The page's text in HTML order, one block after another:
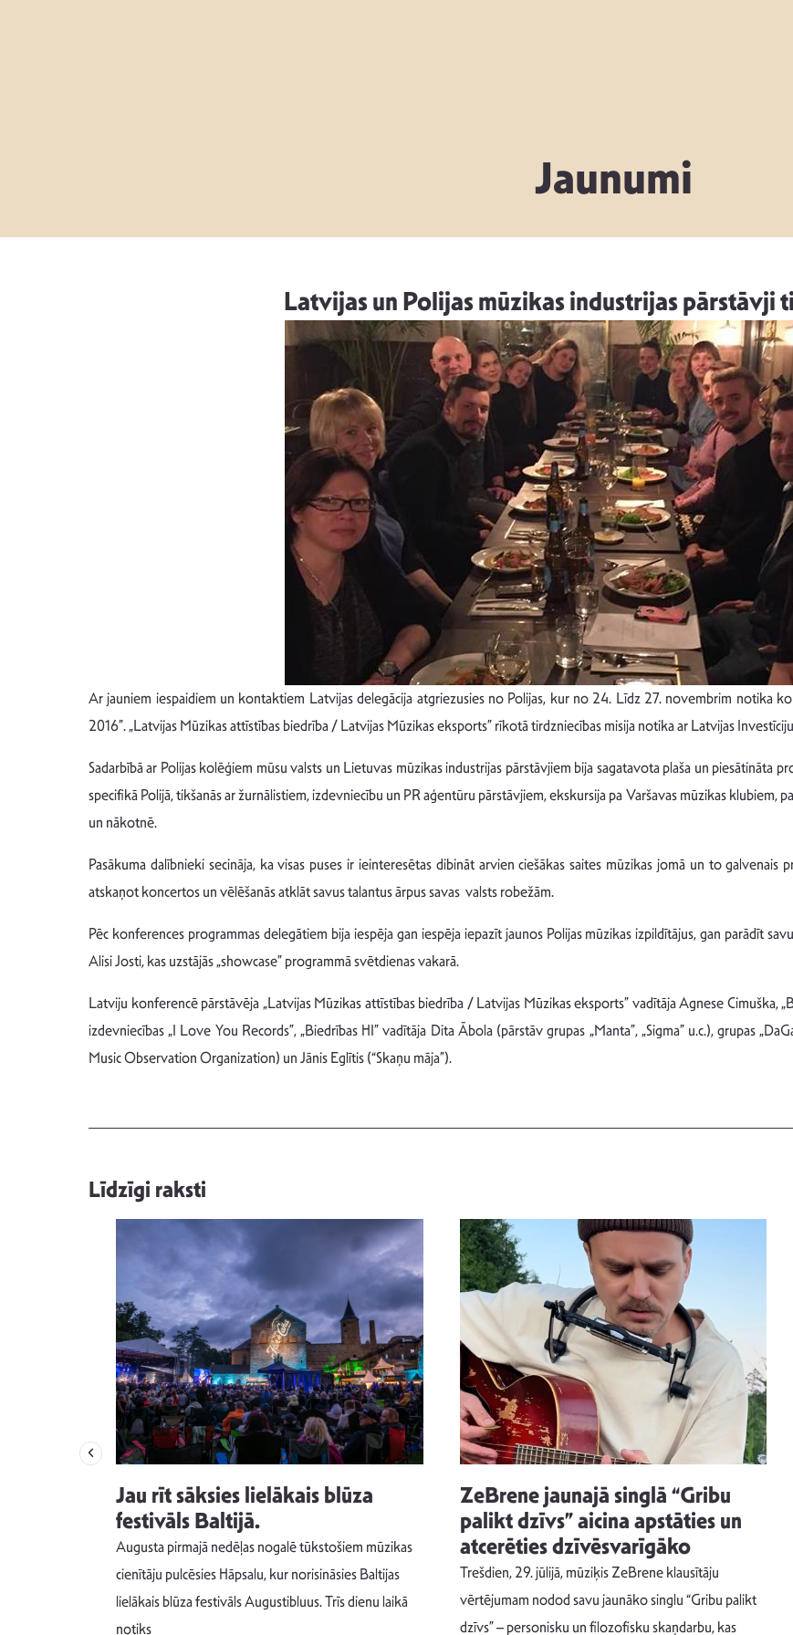
Jaunumi
Latvijas un Polijas mūzikas industrijas pārstāvji
Ar jauniem iespaidiem un kontaktiem Latvijas delegācija atgriezusies no Polijas, kur no 24. Līdz 27. novembrim notika
2016”. „Latvijas Mūzikas attīstības biedrība / Latvijas Mūzikas eksports” rīkotā tirdzniecības misija notika ar Latvijas
Sadarbībā ar Polijas kolēģiem mūsu valsts un Lietuvas mūzikas industrijas pārstāvjiem bija sagatavota plaša un piesātināta
specifikā Polijā, tikšanās ar žurnālistiem, izdevniecību un PR aģentūru pārstāvjiem, ekskursija pa Varšavas mūzikas klubiem,
un nākotnē.
Pasākuma dalībnieki secināja, ka visas puses ir ieinteresētas dibināt arvien ciešākas saites mūzikas jomā un to
atskaņot koncertos un vēlēšanās atklāt savus talantus ārpus savas valsts robežām.
Pēc konferences programmas delegātiem bija iespēja gan iespēja iepazīt jaunos Polijas mūzikas izpildītājus, gan parādīt
Alisi Josti, kas uzstājās „showcase” programmā svētdienas vakarā.
Latviju konferencē pārstāvēja „Latvijas Mūzikas attīstības biedrība / Latvijas Mūzikas eksports” vadītāja Agnese Cimuška,
izdevniecības „I Love You Records”, „Biedrības HI” vadītāja Dita Ābola (pārstāv grupas „Manta”, „Sigma” u.c.), grupas
Music Observation Organization) un Jānis Eglītis (“Skaņu māja”).
Līdzīgi raksti
Jau rīt sāksies lielākais blūza
festivāls Baltijā.
Augusta pirmajā nedēļas nogalē tūkstošiem mūzikas
cienītāju pulcēsies Hāpsalu, kur norisināsies Baltijas
lielākais blūza festivāls Augustibluus. Trīs dienu laikā
notiks
ZeBrene jaunajā singlā “Gribu
palikt dzīvs” aicina apstāties un
atcerēties dzīvēsvarīgāko
Trešdien, 29. jūlijā, mūziķis ZeBrene klausītāju
vērtējumam nodod savu jaunāko singlu “Gribu palikt
dzīvs” – personisku un filozofisku skaņdarbu, kas